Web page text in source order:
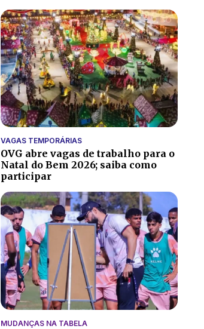
VAGAS TEMPORÁRIAS
OVG abre vagas de trabalho para o
Natal do Bem 2026; saiba como
participar
MUDANÇAS NA TABELA